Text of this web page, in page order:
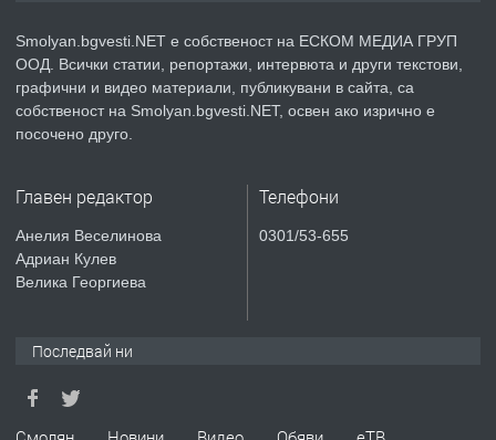
преди 2 години
ТЪРСИ Търсят се строителни работници
ПРЕДЛАГА
Smolyan.bgvesti.NET е собственост на ЕСКОМ МЕДИА ГРУП
ООД. Всички статии, репортажи, интервюта и други текстови,
графични и видео материали, публикувани в сайта, са
собственост на Smolyan.bgvesti.NET, освен ако изрично е
посочено друго.
Главен редактор
Анелия Веселинова
Адриан Кулев
Велика Георгиева
Телефони
0301/53-655
Последвай ни